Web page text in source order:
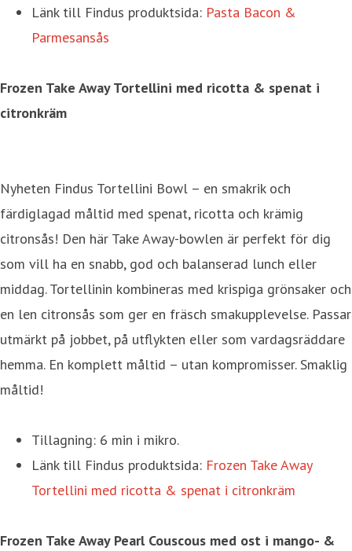
Länk till Findus produktsida: Pasta Bacon &
Parmesansås
Frozen Take Away Tortellini med ricotta & spenat i
citronkräm
Nyheten Findus Tortellini Bowl – en smakrik och
färdiglagad måltid med spenat, ricotta och krämig
citronsås! Den här Take Away-bowlen är perfekt för dig
som vill ha en snabb, god och balanserad lunch eller
middag. Tortellinin kombineras med krispiga grönsaker och
en len citronsås som ger en fräsch smakupplevelse. Passar
utmärkt på jobbet, på utflykten eller som vardagsräddare
hemma. En komplett måltid – utan kompromisser. Smaklig
måltid!
Tillagning: 6 min i mikro.
Länk till Findus produktsida: Frozen Take Away
Tortellini med ricotta & spenat i citronkräm
Frozen Take Away Pearl Couscous med ost i mango- &